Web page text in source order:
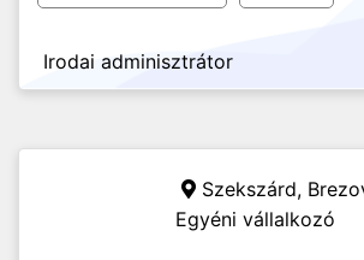
Irodai adminisztrátor
Szekszárd,
Egyéni vállalkozó